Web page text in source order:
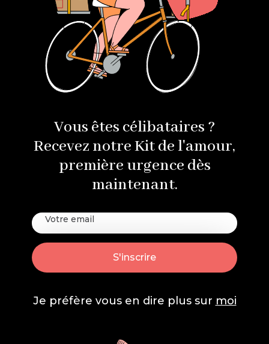
Vous êtes célibataires ?
Recevez notre Kit de l'amour,
première urgence dès
maintenant.
Je préfère vous en dire plus sur moi